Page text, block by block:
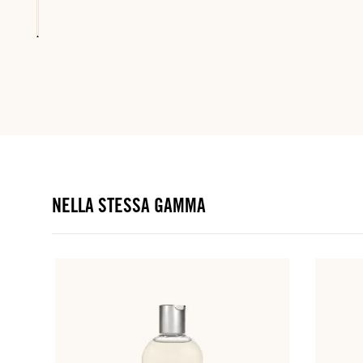
NELLA STESSA GAMMA